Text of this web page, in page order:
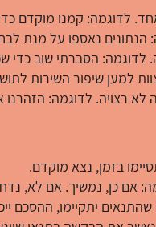
לדוגמה: קמנו מוקדם
נאספו על מנת
הסברתי שוב כדי
למען שיפור השירות
רצויה. לדוגמה: הזהרנו
בזמן, נצא מוקדם.
אם כן, נמשיך. אם לא,
יתקיימו, ההסכם